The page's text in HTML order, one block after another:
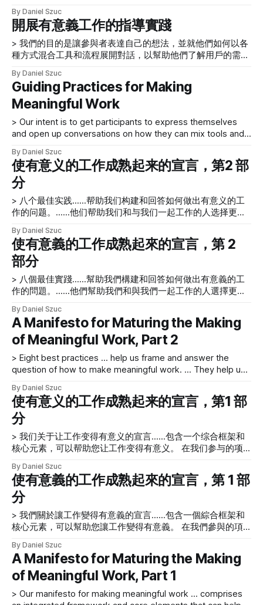
影響。 創建一個成功的團隊和開展有意義的工作所必需的條
件包括： * 相信 * 共同構成實踐的時刻
近，大约30 名技术专家邀请我们举办为期两天的客户培训研
讨会，向他们教授一些制作有意义的工作的
[https://www.uxmatters.com/mt/archives/2017/01/a-
manifesto-for-maturing-the-making-of-meaningful-work-
践。这些技术人员对用户体验或设计工具的实践经验有限。换
句话说，我们需要帮助他们对这个主题感到兴奋，了解这对他
们意味着什么，并赋予他们一些能力，让他们至少可以推进该
计划的某些部分——即使只经过两天的培训。 推动研讨会始
终是一个很好的挑战——尤其是对于新的参与者群体——因为
您通常必须精通该主题，学习新的实践，并准备练习以帮助参
参与者在研讨会期间度过愉快的时光也非常重要——因为他们
走出了自己的日常工作程序和工作职能—
By Daniel Szuc
開展有意義工作的指導實踐
> 我們的目的是讓參與者表達自己的想法，並就他們如何以各
種方式混合工具和流程展開對話，以幫助他們了解用戶的需
近，大約 30 名技術專家邀請我們舉辦為期兩天的客戶培訓研
討會，向他們教授一些製作有意義的工作的
[https://www.uxmatters.com/mt/archives/2017/01/a-
manifesto-for-maturing-the-making-of-meaningful-work-
part-1.php] 最佳實踐，並幫助他們啟動和維持項目的 UX 實
踐。這些技術人員對用戶體驗或設計工具的實踐經驗有限。換
句話說，我們需要幫助他們對這個主題感到興奮，了解這對他
們意味著什麼，並賦予他們一些能力，讓他們至少可以推進該
計劃的某些部分——即使只經過兩天的培訓。 推動研討會始
終是一個很好的挑戰——尤其是對於新的參與者群體——因為
您通常必須精通該主題，學習新的實踐，並準備練習以幫助參
與者理解和體現他們的學習，使用規定的工具。對我們來說，
By Daniel Szuc
Guiding Practices for Making
Meaningful Work
> Our intent is to get participants to express themselves
and open up conversations on how they can mix tools and
users need and, most importantly, gain clarity on
requirements as a path to better design. Recently, a group
of about
By Daniel Szuc
使有意义的工作成熟起来的宣言，第2 部
分
> 八个最佳实践……帮助我们构建和回答如何做出有意义的工
作的问题。……他们帮助我们和与我们一起工作的人选择更健
这个由两部分组成的系列的第1
[https://www.uxmatters.com/mt/archives/2017/01/a-
manifesto-for-maturing-the-making-of-meaningful-work-
part-1.php] 部分中，我们确立了使有意义的工作成熟的宣言
的必要性，解释了您需要做什么来实现实现这一目标的意图，
并描述了定义综合实践框架的价值.现在，在第2 部分中，我们
将定义这个集成实践框架包含的八项最佳实践，以及促进创造
有意义体验的四个角色——为您的团队和您的客户等。 宣
言：8 个最佳实践 我们的《制作有意义的工作宣言》 包含八
项最佳实践，可帮助我们构建和回答如何制作有意义的工作的
问题。我们在日常项目工作中始终牢记这些做法。他们帮助我
们和与我们一起工作的人选择更健康的工作方式，并通过明确
我们项目的意图来实现辉煌。 > 世界需要伟大的思想家和伟大
的梦想家——他们愿意超越日常运营和当
By Daniel Szuc
使有意義的工作成熟起來的宣言，第 2
部分
> 八個最佳實踐……幫助我們構建和回答如何做出有意義的工
作的問題。……他們幫助我們和與我們一起工作的人選擇更健
這個由兩部分組成的系列的第 1
[https://www.uxmatters.com/mt/archives/2017/01/a-
manifesto-for-maturing-the-making-of-meaningful-work-
part-1.php] 部分中，我們確立了使有意義的工作成熟的宣言
的必要性，解釋了您需要做什麼來實現實現這一目標的意圖，
並描述了定義綜合實踐框架的價值. 現在，在第 2 部分中，我
們將定義這個集成實踐框架包含的八項最佳實踐，以及促進創
造有意義體驗的四個角色——為您的團隊和您的客戶等。 宣
言：8 個最佳實踐 我們的《製作有意義的工作宣言》 包含八
項最佳實踐，可幫助我們構建和回答如何製作有意義的工作的
問題。我們在日常項目工作中始終牢記這些做法。他們幫助我
們和與我們一起工作的人選擇更健康的工作方式，並通過明確
我們項目的意圖來實現輝煌。 > 世界需要偉大的思想家和偉大
的夢想家—
By Daniel Szuc
A Manifesto for Maturing the Making
of Meaningful Work, Part 2
> Eight best practices … help us frame and answer the
question of how to make meaningful work. … They help us
approach to work and achieve sparkle by gaining clarity on
our projects’ intent. In Part 1 [https://www.uxmatters.
By Daniel Szuc
使有意义的工作成熟起来的宣言，第1 部
分
> 我们关于让工作变得有意义的宣言……包含一个综合框架和
核心元素，可以帮助您让工作变得有意义。 在我们参与的项
的速度——以及由人们的自我驱动的持续内部会议。有了所有
这些，有时很容易忘记我们为之设计的人以及我们在项目中工
作的意义（如果有的话）。 本文描述了我们让工作变得有意
义的宣言，其中包含一个集成框架和核心元素，可以帮助您让
工作变得有意义。我们将概述在您的项目工作中，您应该考虑
如何从卡住（我们称之为 梦游）转变为流动或闪耀。我们将
描述您需要做什么来分阶段您的项目工作，并为相关人员提供
更好的有意义和成功的机会。 问题陈述 > 梦游 闪耀 让项目团
队和 企业中的每个人都了解他们在创建易于理解的叙述方面
发挥着重要作用，如果企业要兑现为他们工作系统中的每个人
（包括领导、员工）提供有意义的工作的承诺，这一点很重
要、合作伙伴、供应商和客户。那么如何实现以下目标呢？ *
By Daniel Szuc
使有意義的工作成熟起來的宣言，第 1 部
分
> 我們關於讓工作變得有意義的宣言……包含一個綜合框架和
核心元素，可以幫助您讓工作變得有意義。 在我們參與的項
的速度——以及由人們的自我驅動的持續內部會議。有了所有
這些，有時很容易忘記我們為之設計的人以及我們在項目中工
作的意義（如果有的話）。 本文描述了我們讓工作變得有意
義的宣言，其中包含一個集成框架和核心元素，可以幫助您讓
工作變得有意義。我們將概述在您的項目工作中，您應該考慮
By Daniel Szuc
A Manifesto for Maturing the Making
of Meaningful Work, Part 1
> Our manifesto for making meaningful work … comprises